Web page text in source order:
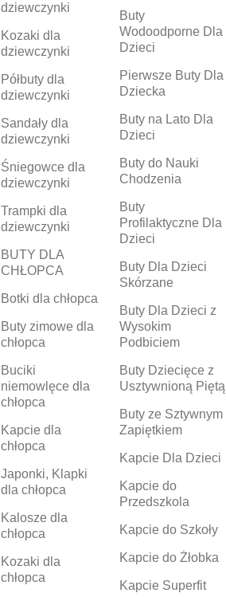
dziewczynki
Kozaki dla
dziewczynki
Półbuty dla
dziewczynki
Sandały dla
dziewczynki
Śniegowce dla
dziewczynki
Trampki dla
dziewczynki
BUTY DLA
CHŁOPCA
Botki dla chłopca
Buty zimowe dla
chłopca
Buciki
niemowlęce dla
chłopca
Kapcie dla
chłopca
Japonki, Klapki
dla chłopca
Kalosze dla
chłopca
Kozaki dla
chłopca
Buty
Wodoodporne Dla
Dzieci
Pierwsze Buty Dla
Dziecka
Buty na Lato Dla
Dzieci
Buty do Nauki
Chodzenia
Buty
Profilaktyczne Dla
Dzieci
Buty Dla Dzieci
Skórzane
Buty Dla Dzieci z
Wysokim
Podbiciem
Buty Dziecięce z
Usztywnioną Piętą
Buty ze Sztywnym
Zapiętkiem
Kapcie Dla Dzieci
Kapcie do
Przedszkola
Kapcie do Szkoły
Kapcie do Żłobka
Kapcie Superfit